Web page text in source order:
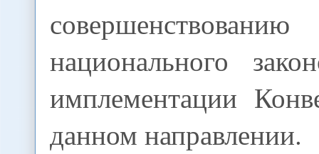
национального
имплементации
данном направлении.